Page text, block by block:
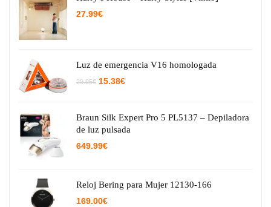
27.99€
Luz de emergencia V16 homologada
29.95€ El
29.95€.
15.38€El
15.38€.
Braun Silk Expert Pro 5 PL5137 – Depiladora
de luz pulsada
649.99€
Reloj Bering para Mujer 12130-166
169.00€